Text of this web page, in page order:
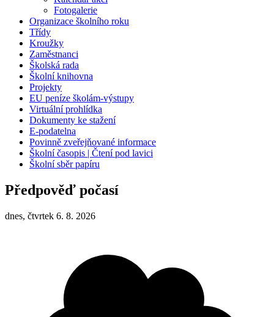
Fotogalerie
Organizace školního roku
Třídy
Kroužky
Zaměstnanci
Školská rada
Školní knihovna
Projekty
EU peníze školám-výstupy
Virtuální prohlídka
Dokumenty ke stažení
E-podatelna
Povinně zveřejňované informace
Školní časopis | Čtení pod lavici
Školní sběr papíru
Předpověď počasí
dnes, čtvrtek 6. 8. 2026